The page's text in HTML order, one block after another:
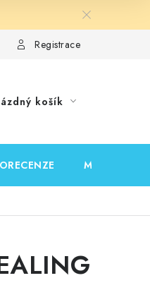
recenzí
Registrace
košík
MOJE